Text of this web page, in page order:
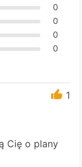
0
0
0
0
1
Cię o plany